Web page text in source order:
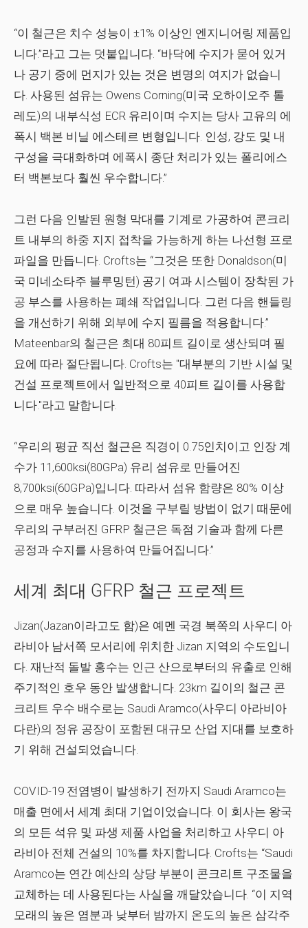
“이 철근은 치수 성능이 ±1% 이상인 엔지니어링 제품입
니다.”라고 그는 덧붙입니다. “바닥에 수지가 묻어 있거
나 공기 중에 먼지가 있는 것은 변명의 여지가 없습니
다. 사용된 섬유는 Owens Corning(미국 오하이오주 톨
레도)의 내부식성 ECR 유리이며 수지는 당사 고유의 에
폭시 백본 비닐 에스테르 변형입니다. 인성, 강도 및 내
구성을 극대화하며 에폭시 종단 처리가 있는 폴리에스
터 백본보다 훨씬 우수합니다.”
그런 다음 인발된 원형 막대를 기계로 가공하여 콘크리
트 내부의 하중 지지 접착을 가능하게 하는 나선형 프로
파일을 만듭니다. Crofts는 “그것은 또한 Donaldson(미
국 미네소타주 블루밍턴) 공기 여과 시스템이 장착된 가
공 부스를 사용하는 폐쇄 작업입니다. 그런 다음 핸들링
을 개선하기 위해 외부에 수지 필름을 적용합니다.”
Mateenbar의 철근은 최대 80피트 길이로 생산되며 필
요에 따라 절단됩니다. Crofts는 "대부분의 기반 시설 및
건설 프로젝트에서 일반적으로 40피트 길이를 사용합
니다."라고 말합니다.
“우리의 평균 직선 철근은 직경이 0.75인치이고 인장 계
수가 11,600ksi(80GPa) 유리 섬유로 만들어진
8,700ksi(60GPa)입니다. 따라서 섬유 함량은 80% 이상
으로 매우 높습니다. 이것을 구부릴 방법이 없기 때문에
우리의 구부러진 GFRP 철근은 독점 기술과 함께 다른
공정과 수지를 사용하여 만들어집니다.”
세계 최대 GFRP 철근 프로젝트
Jizan(Jazan이라고도 함)은 예멘 국경 북쪽의 사우디 아
라비아 남서쪽 모서리에 위치한 Jizan 지역의 수도입니
다. 재난적 돌발 홍수는 인근 산으로부터의 유출로 인해
주기적인 호우 동안 발생합니다. 23km 길이의 철근 콘
크리트 우수 배수로는 Saudi Aramco(사우디 아라비아
다란)의 정유 공장이 포함된 대규모 산업 지대를 보호하
기 위해 건설되었습니다.
COVID-19 전염병이 발생하기 전까지 Saudi Aramco는
매출 면에서 세계 최대 기업이었습니다. 이 회사는 왕국
의 모든 석유 및 파생 제품 사업을 처리하고 사우디 아
라비아 전체 건설의 10%를 차지합니다. Crofts는 “Saudi
Aramco는 연간 예산의 상당 부분이 콘크리트 구조물을
교체하는 데 사용된다는 사실을 깨달았습니다. “이 지역
모래의 높은 염분과 낮부터 밤까지 온도의 높은 삼각주